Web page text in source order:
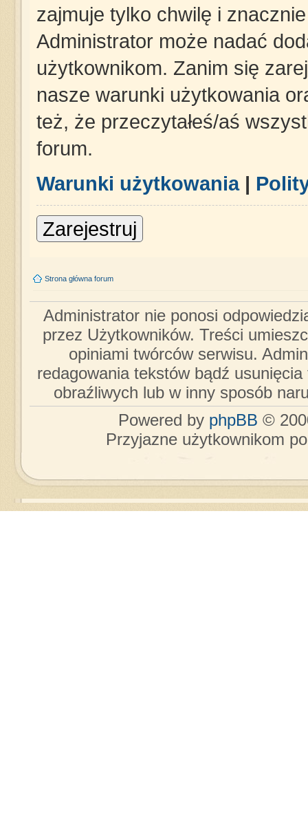
zajmuje tylko chwilę i
Administrator może nadać
użytkownikom. Zanim się
nasze warunki użytkowania
też, że przeczytałeś/aś
forum.
Warunki użytkowania|
Zarejestruj
Strona główna forum
Administrator nie ponosi
przez Użytkowników. Treści
opiniami twórców serwisu.
redagowania tekstów bądź
obraźliwych lub w inny sposób
Powered by phpBB ©
Przyjazne użytkownikom